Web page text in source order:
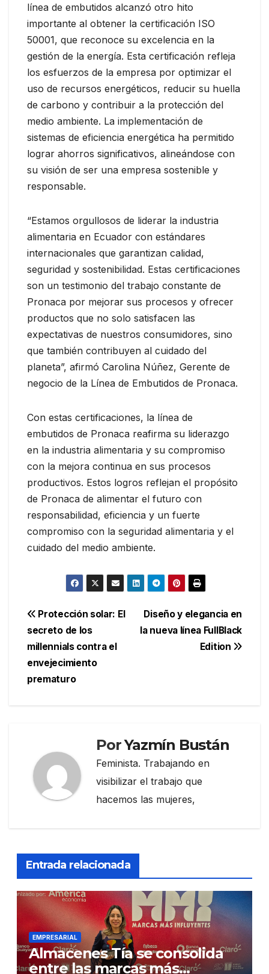
línea de embutidos alcanzó otro hito
importante al obtener la certificación ISO
50001, que reconoce su excelencia en la
gestión de la energía. Esta certificación refleja
los esfuerzos de la empresa por optimizar el
uso de recursos energéticos, reducir su huella
de carbono y contribuir a la protección del
medio ambiente. La implementación de
sistemas de eficiencia energética ha permitido
lograr ahorros significativos, alineándose con
su visión de ser una empresa sostenible y
responsable.
“Estamos orgullosos de liderar la industria
alimentaria en Ecuador con estándares
internacionales que garantizan calidad,
seguridad y sostenibilidad. Estas certificaciones
son un testimonio del trabajo constante de
Pronaca por mejorar sus procesos y ofrecer
productos que no solo satisfacen las
expectativas de nuestros consumidores, sino
que también contribuyen al cuidado del
planeta”, afirmó Carolina Núñez, Gerente de
negocio de la Línea de Embutidos de Pronaca.
Con estas certificaciones, la línea de
embutidos de Pronaca reafirma su liderazgo
en la industria alimentaria y su compromiso
con la mejora continua en sus procesos
productivos. Estos logros reflejan el propósito
de Pronaca de alimentar el futuro con
responsabilidad, eficiencia y un fuerte
compromiso con la seguridad alimentaria y el
cuidado del medio ambiente.
Navegación
de
entradas
Diseño y elegancia en
la nueva línea FullBlack
Edition
Protección solar: El
secreto de los
millennials contra el
envejecimiento
prematuro
PorYazmín Bustán
Feminista. Trabajando en
visibilizar el trabajo que
hacemos las mujeres,
Entrada relacionada
EMPRESARIAL
Almacenes Tía se consolida
entre las marcas más